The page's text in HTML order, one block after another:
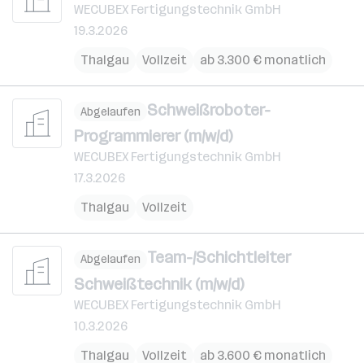
WECUBEX Fertigungstechnik GmbH
19.3.2026
Thalgau
Vollzeit ab 3.300 € monatlich
Abgelaufen Schweißroboter-
Programmierer (m/w/d)
WECUBEX Fertigungstechnik GmbH
17.3.2026
Thalgau
Vollzeit
Abgelaufen Team-/Schichtleiter
Schweißtechnik (m/w/d)
WECUBEX Fertigungstechnik GmbH
10.3.2026
Thalgau
Vollzeit ab 3.600 € monatlich